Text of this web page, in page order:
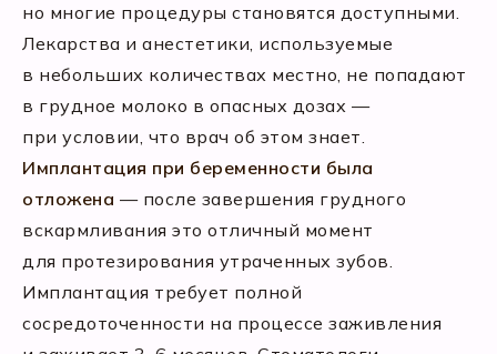
но многие процедуры становятся доступными.
Лекарства и анестетики, используемые
в небольших количествах местно, не попадают
в грудное молоко в опасных дозах —
при условии, что врач об этом знает.
Имплантация при беременности была
отложена — после завершения грудного
вскармливания это отличный момент
для протезирования утраченных зубов.
Имплантация требует полной
сосредоточенности на процессе заживления